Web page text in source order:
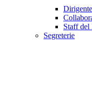
Staff del
Segreterie